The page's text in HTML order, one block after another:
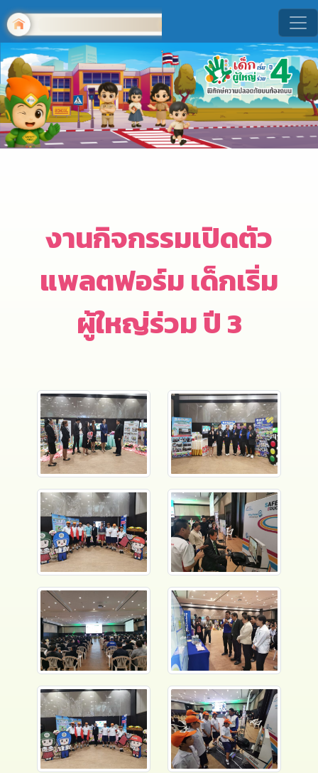
งานกิจกรรมเปิดตัว
แพลตฟอร์ม เด็กเริ่ม
ผู้ใหญ่ร่วม ปี 3